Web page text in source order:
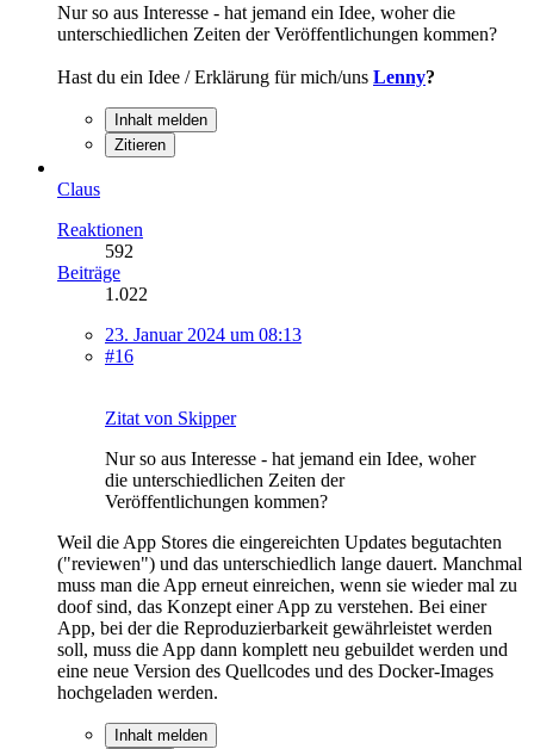
Nur so aus Interesse - hat jemand ein Idee, woher die
unterschiedlichen Zeiten der Veröffentlichungen kommen?
Hast du ein Idee / Erklärung für mich/uns Lenny?
Inhalt melden
Zitieren
Claus
Reaktionen
592
Beiträge
1.022
23. Januar 2024 um 08:13
#16
Zitat von Skipper
Nur so aus Interesse - hat jemand ein Idee, woher
die unterschiedlichen Zeiten der
Veröffentlichungen kommen?
Weil die App Stores die eingereichten Updates begutachten
("reviewen") und das unterschiedlich lange dauert. Manchmal
muss man die App erneut einreichen, wenn sie wieder mal zu
doof sind, das Konzept einer App zu verstehen. Bei einer
App, bei der die Reproduzierbarkeit gewährleistet werden
soll, muss die App dann komplett neu gebuildet werden und
eine neue Version des Quellcodes und des Docker-Images
hochgeladen werden.
Inhalt melden